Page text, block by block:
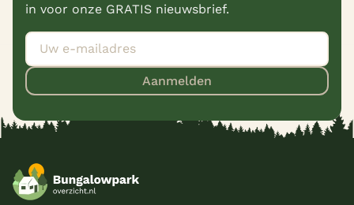
in voor onze GRATIS nieuwsbrief.
Aanmelden